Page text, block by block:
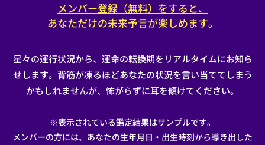
メンバー登録（無料）をすると、
あなただけの未来予言が楽しめます。
星々の運行状況から、運命の転換期をリアルタイムにお知ら
せします。背筋が凍るほどあなたの状況を言い当ててしまう
かもしれませんが、怖がらずに耳を傾けてください。
※表示されている鑑定結果はサンプルです。
メンバーの方には、あなたの生年月日・出生時刻から導き出した